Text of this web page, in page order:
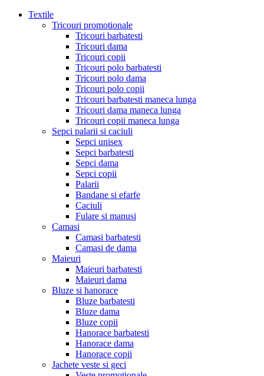
Textile
Tricouri promotionale
Tricouri barbatesti
Tricouri dama
Tricouri copii
Tricouri polo barbatesti
Tricouri polo dama
Tricouri polo copii
Tricouri barbatesti maneca lunga
Tricouri dama maneca lunga
Tricouri copii maneca lunga
Sepci palarii si caciuli
Sepci unisex
Sepci barbatesti
Sepci dama
Sepci copii
Palarii
Bandane si efarfe
Caciuli
Fulare si manusi
Camasi
Camasi barbatesti
Camasi de dama
Maieuri
Maieuri barbatesti
Maieuri dama
Bluze si hanorace
Bluze barbatesti
Bluze dama
Bluze copii
Hanorace barbatesti
Hanorace dama
Hanorace copii
Jachete veste si geci